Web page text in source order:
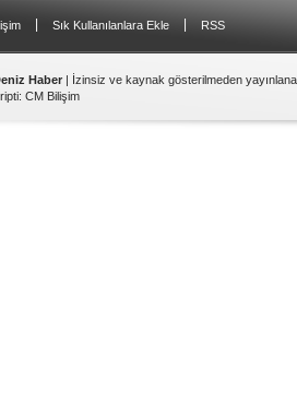
Sık Kullanılanlara Ekle RSS
Haber | İzinsiz ve kaynak gösterilmeden
: CM Bilişim